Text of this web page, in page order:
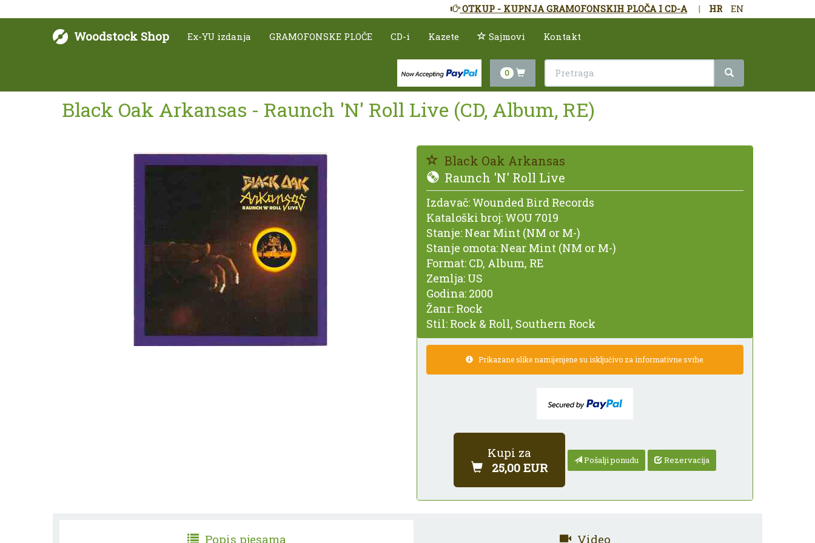
HR EN
|
OTKUP - KUPNJA GRAMOFONSKIH PLOČA I CD-A
Woodstock Shop Ex-YU izdanja GRAMOFONSKE PLOČE CD-i Kazete Sajmovi Kontakt
0
Black Oak Arkansas - Raunch 'N' Roll Live (CD, Album, RE)
Black Oak Arkansas
Raunch 'N' Roll Live
Izdavač: Wounded Bird Records
Kataloški broj: WOU 7019
Stanje: Near Mint (NM or M-)
Stanje omota: Near Mint (NM or M-)
Format: CD, Album, RE
Zemlja: US
Godina: 2000
Žanr: Rock
Stil: Rock & Roll, Southern Rock
Prikazane slike namijenjene su isključivo za informativne svrhe.
Kupi za
25,00 EUR
Pošalji ponudu Rezervacija
Popis pjesama Video